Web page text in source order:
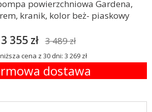
powierzchniowa Gardena,
kranik, kolor beż- piaskowy
3 355 zł 3 489 zł
cena z 30 dni: 3 269 zł
dostawa